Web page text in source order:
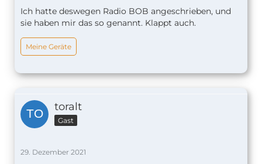
Ich hatte deswegen Radio BOB angeschrieben, und
sie haben mir das so genannt. Klappt auch.
Meine Geräte
toralt
Gast
29. Dezember 2021